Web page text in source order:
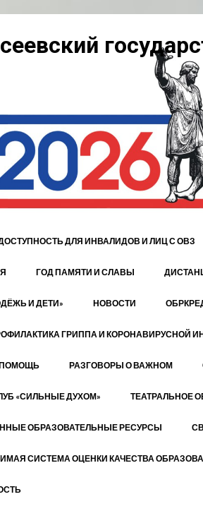
ДЛЯ ИНВАЛИДОВ И ЛИЦ С ОВЗ
ГОД ПАМЯТИ И СЛАВЫ
И ДЕТИ» НОВОСТИ
ГРИППА И КОРОНАВИРУСНОЙ
ПОМОЩЬ РАЗГОВОРЫ О ВАЖНОМ
«СИЛЬНЫЕ ДУХОМ» ТЕАТРАЛЬНОЕ
ОБРАЗОВАТЕЛЬНЫЕ РЕСУРСЫ
СИСТЕМА ОЦЕНКИ КАЧЕСТВА